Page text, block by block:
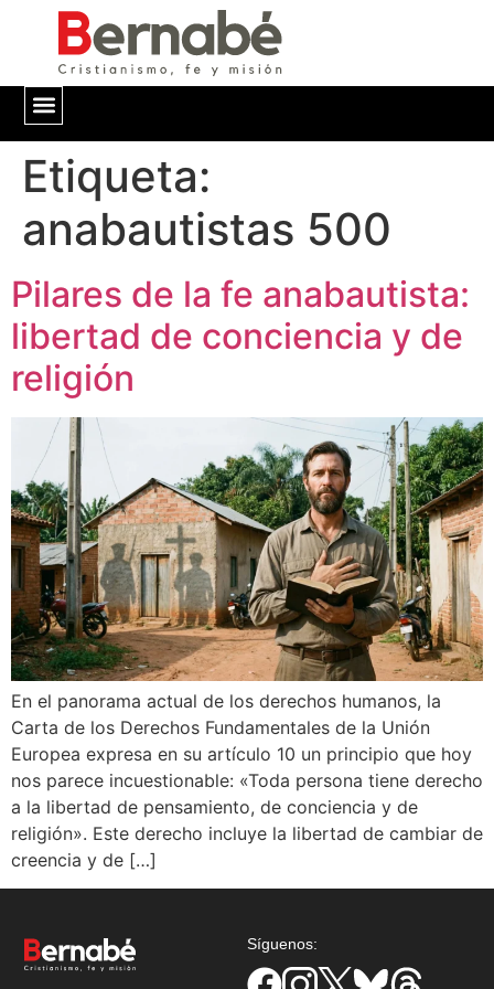
Etiqueta:
anabautistas 500
Pilares de la fe anabautista:
libertad de conciencia y de
religión
En el panorama actual de los derechos humanos, la
Carta de los Derechos Fundamentales de la Unión
Europea expresa en su artículo 10 un principio que hoy
nos parece incuestionable: «Toda persona tiene derecho
a la libertad de pensamiento, de conciencia y de
religión». Este derecho incluye la libertad de cambiar de
creencia y de […]
Síguenos: